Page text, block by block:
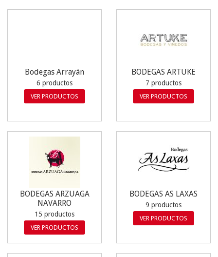
Bodegas Arrayán
6 productos
VER PRODUCTOS
BODEGAS ARTUKE
7 productos
VER PRODUCTOS
BODEGAS ARZUAGA
NAVARRO
15 productos
VER PRODUCTOS
BODEGAS AS LAXAS
9 productos
VER PRODUCTOS